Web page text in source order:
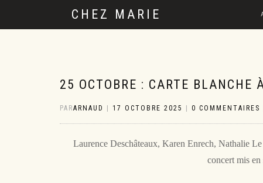
CHEZ MARIE
25 OCTOBRE : CARTE BLANCHE
PARARNAUD 17 OCTOBRE 2025 0 COMMENTAIRES
Laurence Deschâteaux, Karen Enrech, Nathalie
concert mis